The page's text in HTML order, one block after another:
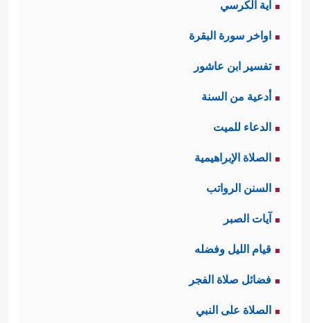
آية الكرسي
اواخر سورة البقرة
تفسير ابن عاشور
أدعية من السنة
الدعاء للميت
الصلاة الإبراهيمية
السنن الرواتب
آيات الصبر
قيام الليل وفضله
فضائل صلاة الفجر
الصلاة على النبي